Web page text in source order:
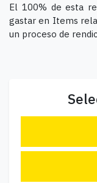
El 100% de esta
gastar en Items
un proceso de